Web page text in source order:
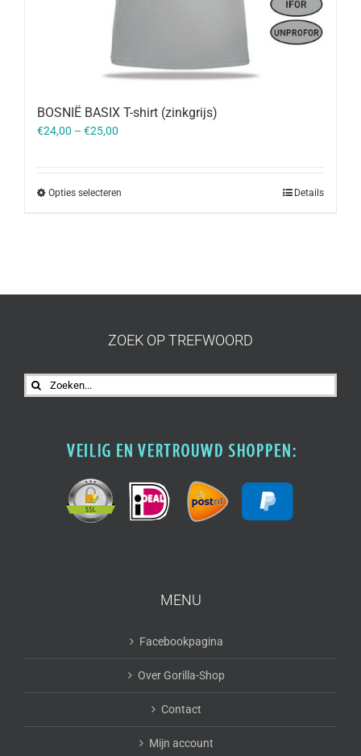
BOSNIË BASIX T-shirt (zinkgrijs)
€24,00 – €25,00
Opties selecteren Details
ZOEK OP TREFWOORD
Zoeken
naar:
MENU
Facebookpagina
Over Gorilla-Shop
Contact
Mijn account